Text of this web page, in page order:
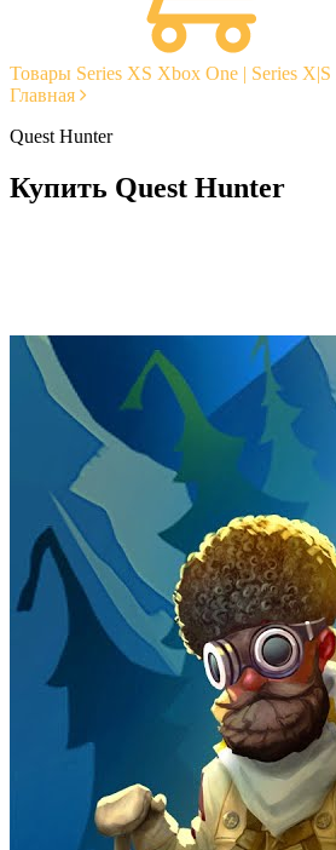
Товары Series XS Xbox One | Series X|S
Главная
Quest Hunter
Купить Quest Hunter